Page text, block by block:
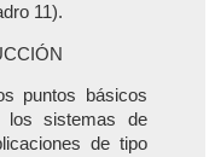
11).
puntos básicos
los sistemas de
de tipo